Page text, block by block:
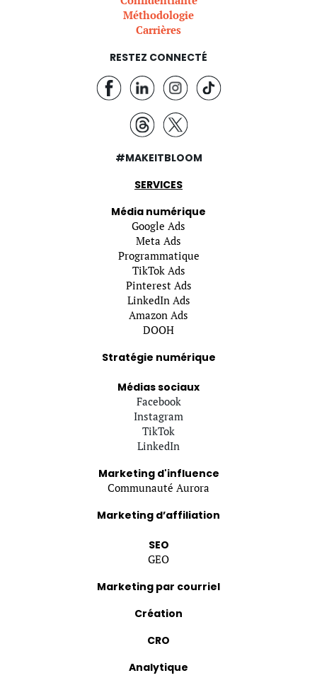
Méthodologie
Carrières
RESTEZ CONNECTÉ
#MAKEITBLOOM
SERVICES
Média numérique
Google Ads
Meta Ads
Programmatique
TikTok Ads
Pinterest Ads
LinkedIn Ads
Amazon Ads
DOOH
Stratégie numérique
Médias sociaux
Facebook
Instagram
TikTok
LinkedIn
Marketing d'influence
Communauté Aurora
Marketing d’affiliation
SEO
GEO
Marketing par courriel
Création
CRO
Analytique